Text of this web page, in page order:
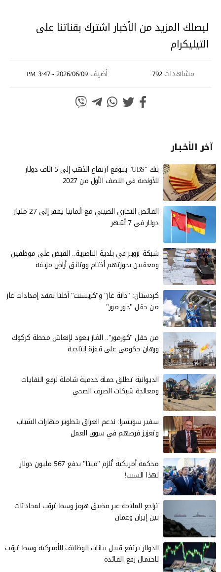
ليصلك المزيد من الأخبار اشترك بقناتنا على
التيليكرام
مشاهدات792 أضيف 2026/06/09 - 3:47 PM
آخر الأخـبـار
بنك "UBS" يتوقع ارتفاع الذهب إلى 5 آلاف دولار
للأونصة في النصف الأول من 2027
الفائض التجاري الصيني مع ألمانيا يقفز إلى 27 مليار
دولار في 7 أشهر
شبكة تزوير في بلدية الناصرية.. القبض على موظفين
ومعقبين بحوزتهم أختام ووثائق أراضٍ مزيفة
كردستان: "دانة غاز" و"كريسنت" أخلتا بعقد إمدادات غاز
من حقل "خور مور"
من حقل "كورمور".. الغاز يعود لإنعاش محطة كركوك
ورهان حكومي على قفزة إنتاجية
الديوانية تطلق حملة خدمية شاملة لرفع النفايات
ومعالجة شبكات الصرف الصحي
سفير سويسرا: ندعم العراق بتطوير مهارات الشباب
وتعزيز فرصهم في سوق العمل
محكمة أمريكية تُلزم "ميتا" بدفع 567 مليون دولار
لهذا السبب!
تراجع الملاحة عبر مضيق هرمز وسط ترقب لمحادثات
بين إيران وعمان
الدولار يرتفع قبيل بيانات الوظائف الأميركية وسط ترقب
لاحتمال رفع الفائدة